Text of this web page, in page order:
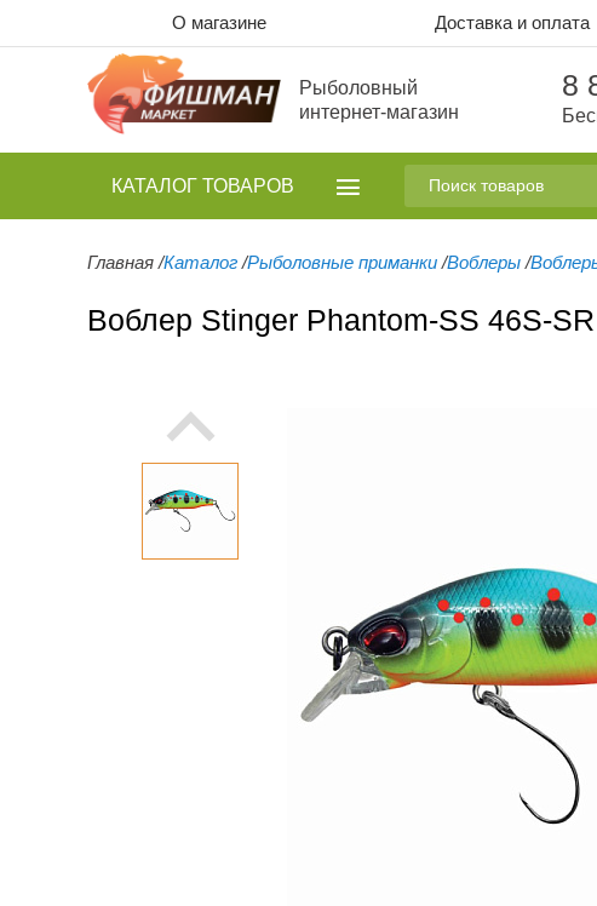
О магазине Доставка и оплата
Рыболовный
интернет-магазин
8
КАТАЛОГ ТОВАРОВ
Главная /Каталог /Рыболовные приманки /Воблеры /
Воблер Stinger Phantom-SS 46S-